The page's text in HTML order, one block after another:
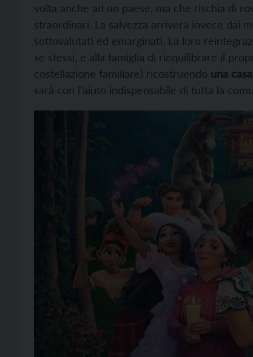
volta anche ad un paese, ma che rischia di
straordinari. La salvezza arriverà invece dai
sottovalutati ed emarginati. La loro
se stessi, e alla famiglia di riequilibrare il
costellazione familiare) ricostruendo una
sarà con l’aiuto indispensabile di tutta la